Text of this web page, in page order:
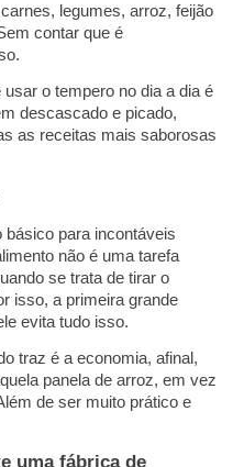
legumes, arroz, feijão
contar que é
o tempero no dia a dia é
descascado e picado,
as receitas mais saborosas
para incontáveis
não é uma tarefa
se trata de tirar o
isso, a primeira grande
evita tudo isso.
traz é a economia, afinal,
panela de arroz, em vez
de ser muito prático e
uma fábrica de